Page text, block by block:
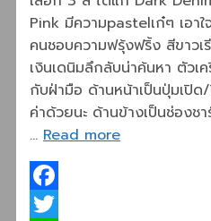
Pink มีความpastelเก๋ๆ เอา
คนชอบความฟรุ้งฟริ้ง สีขาวเ
เงินเดนิมลึกลับน่าค้นหา ตัว
กับฝ่ามือ ด้านหน้าเป็นปุ่มเปิ
ค่าด้วยนะ ด้านข้างเป็นช่องช
… Read more
Facebook